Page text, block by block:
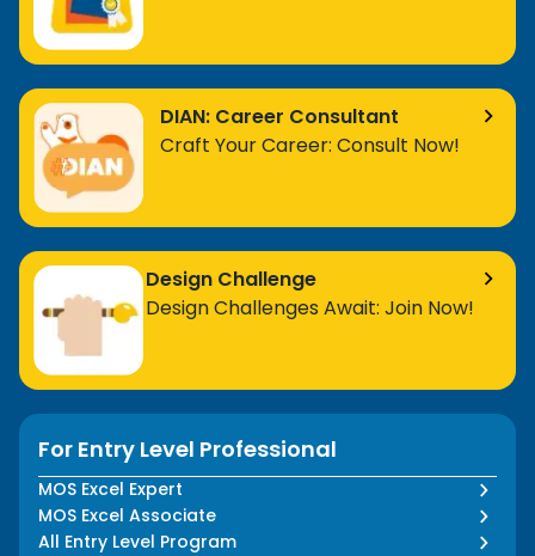
Penutup: See you later!
DIAN: Career Consultant
Craft Your Career: Consult Now!
Design Challenge
Design Challenges Await: Join Now!
For Entry Level Professional
MOS Excel Expert
MOS Excel Associate
All Entry Level Program